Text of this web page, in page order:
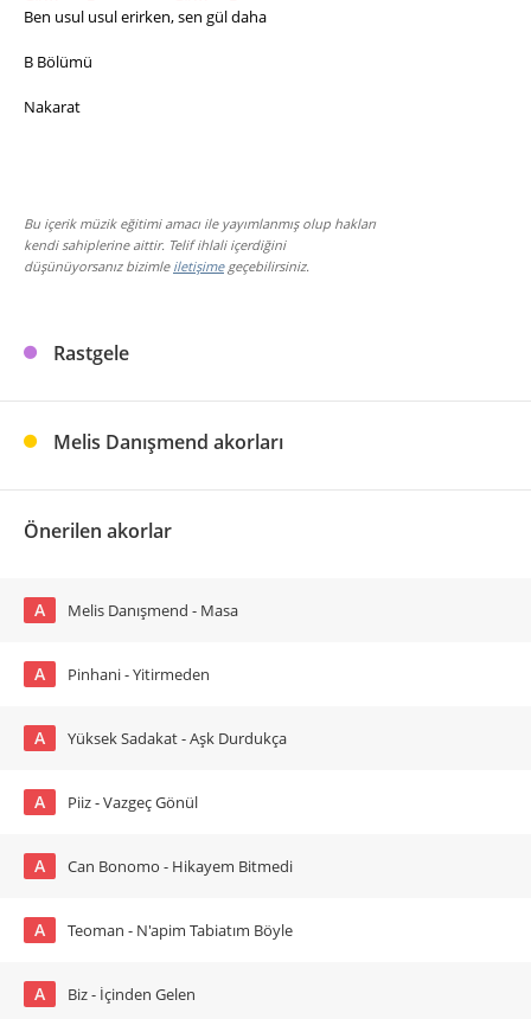
Ben usul usul erirken, sen gül daha
B Bölümü
Nakarat
Bu içerik müzik eğitimi amacı ile yayımlanmış olup hakları
kendi sahiplerine aittir. Telif ihlali içerdiğini
düşünüyorsanız bizimle iletişimegeçebilirsiniz.
Rastgele
Melis Danışmend akorları
Önerilen akorlar
A Melis Danışmend - Masa
A Pinhani - Yitirmeden
A Yüksek Sadakat - Aşk Durdukça
A Piiz - Vazgeç Gönül
A Can Bonomo - Hikayem Bitmedi
A Teoman - N'apim Tabiatım Böyle
A Biz - İçinden Gelen